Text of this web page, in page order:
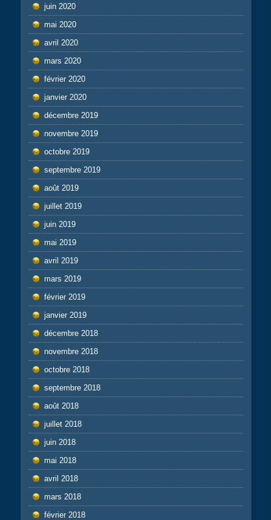
juin 2020
mai 2020
avril 2020
mars 2020
février 2020
janvier 2020
décembre 2019
novembre 2019
octobre 2019
septembre 2019
août 2019
juillet 2019
juin 2019
mai 2019
avril 2019
mars 2019
février 2019
janvier 2019
décembre 2018
novembre 2018
octobre 2018
septembre 2018
août 2018
juillet 2018
juin 2018
mai 2018
avril 2018
mars 2018
février 2018